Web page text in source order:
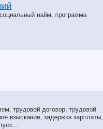
найм, программа
трудовой договор, трудовой
взыскание, задержка зарплаты,